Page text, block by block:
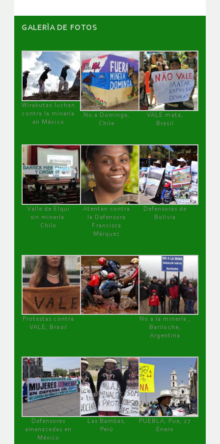
GALERÌA DE FOTOS
Wirakutas luchan
contra la minería
en México
No a Dominga,
Chile
VALE mata,
Brasil
Valle de Elqui
sin minería.
Chile
Atentan contra
la Defensora
Francisca
Márquez
Defensoras de
Bolivia
Protestas contra
VALE, Brasil
No a la minería ,
Bariloche,
Argentina
Defensoras
amenazadas en
México
Las Bambas,
Perú
PUEBLA, Pue, 27
Enero